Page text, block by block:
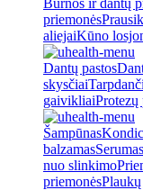
Burnos ir dantų
priemonės
aliejaiKūno
Dantų pastos
skysčiai
gaivikliaiProtezų
Šampūnas
balzamasSerumas
nuo slinkimo
priemonės